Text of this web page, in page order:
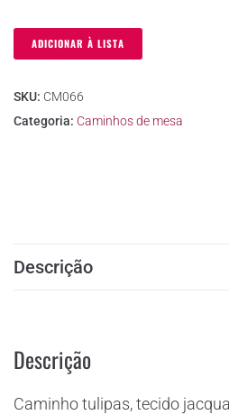
ADICIONAR À LISTA
SKU: CM066
Categoria: Caminhos de mesa
Descrição
Descrição
Caminho tulipas, tecido